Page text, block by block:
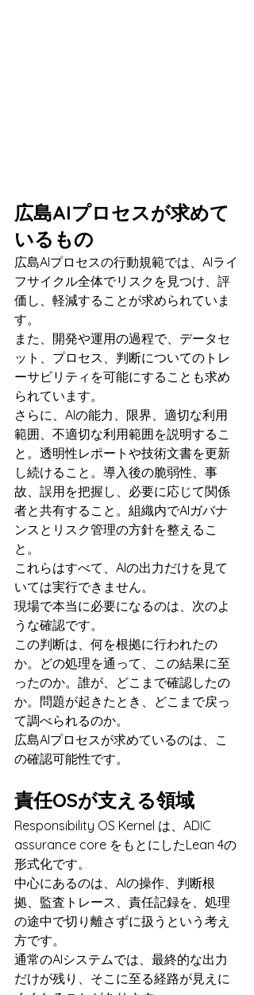
広島AIプロセスが求めて
いるもの
広島AIプロセスの行動規範では、AIライ
フサイクル全体でリスクを見つけ、評
価し、軽減することが求められていま
す。
また、開発や運用の過程で、データセ
ット、プロセス、判断についてのトレ
ーサビリティを可能にすることも求め
られています。
さらに、AIの能力、限界、適切な利用
範囲、不適切な利用範囲を説明するこ
と。透明性レポートや技術文書を更新
し続けること。導入後の脆弱性、事
故、誤用を把握し、必要に応じて関係
者と共有すること。組織内でAIガバナ
ンスとリスク管理の方針を整えるこ
と。
これらはすべて、AIの出力だけを見て
いては実行できません。
現場で本当に必要になるのは、次のよ
うな確認です。
この判断は、何を根拠に行われたの
か。どの処理を通って、この結果に至
ったのか。誰が、どこまで確認したの
か。問題が起きたとき、どこまで戻っ
て調べられるのか。
広島AIプロセスが求めているのは、こ
の確認可能性です。
責任OSが支える領域
Responsibility OS Kernel は、ADIC
assurance core をもとにしたLean 4の
形式化です。
中心にあるのは、AIの操作、判断根
拠、監査トレース、責任記録を、処理
の途中で切り離さずに扱うという考え
方です。
通常のAIシステムでは、最終的な出力
だけが残り、そこに至る経路が見えに